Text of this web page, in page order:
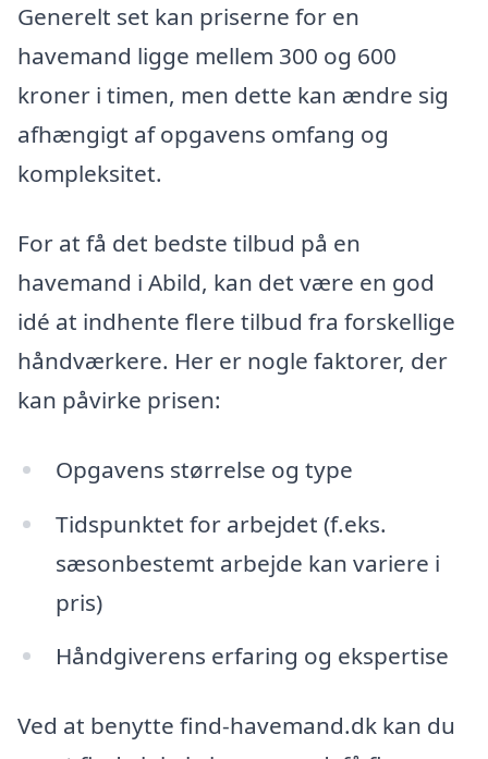
Generelt set kan priserne for en
havemand ligge mellem 300 og 600
kroner i timen, men dette kan ændre sig
afhængigt af opgavens omfang og
kompleksitet.
For at få det bedste tilbud på en
havemand i Abild, kan det være en god
idé at indhente flere tilbud fra forskellige
håndværkere. Her er nogle faktorer, der
kan påvirke prisen:
Opgavens størrelse og type
Tidspunktet for arbejdet (f.eks.
sæsonbestemt arbejde kan variere i
pris)
Håndgiverens erfaring og ekspertise
Ved at benytte find-havemand.dk kan du